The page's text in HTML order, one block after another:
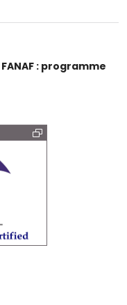
: programme